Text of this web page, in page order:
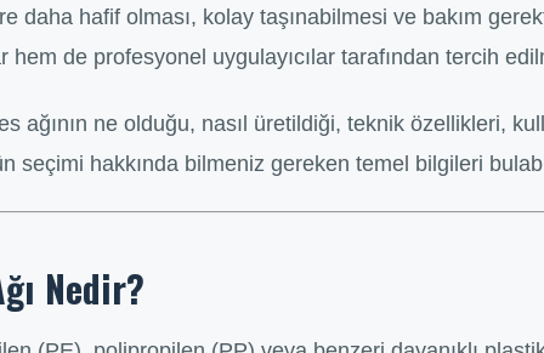
daha hafif olması, kolay taşınabilmesi ve bakım
hem de profesyonel uygulayıcılar tarafından tercih
ağının ne olduğu, nasıl üretildiği, teknik özellikleri,
seçimi hakkında bilmeniz gereken temel bilgileri
Nedir?